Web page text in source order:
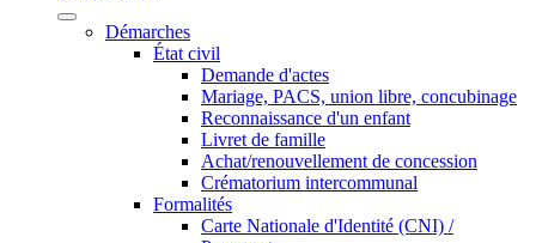
Démarches
État civil
Demande d'actes
Mariage, PACS, union libre, concubinage
Reconnaissance d'un enfant
Livret de famille
Achat/renouvellement de concession
Crématorium intercommunal
Formalités
Carte Nationale d'Identité (CNI) /